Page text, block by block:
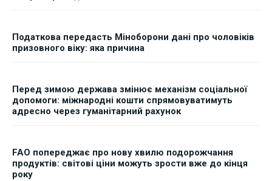
Податкова передасть Міноборони дані про чоловіків
призовного віку: яка причина
Перед зимою держава змінює механізм соціальної
допомоги: міжнародні кошти спрямовуватимуть
адресно через гуманітарний рахунок
FAO попереджає про нову хвилю подорожчання
продуктів: світові ціни можуть зрости вже до кінця
року